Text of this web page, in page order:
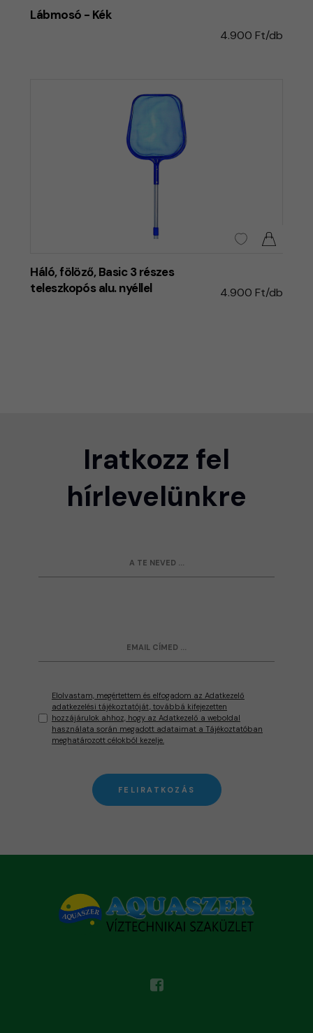
Lábmosó - Kék
4.900 Ft/db
Háló, fölöző, Basic 3 részes
teleszkopós alu. nyéllel
4.900 Ft/db
Iratkozz fel
hírlevelünkre
Elolvastam, megértettem és elfogadom az Adatkezelő
adatkezelési tájékoztatóját, továbbá kifejezetten
hozzájárulok ahhoz, hogy az Adatkezelő a weboldal
használata során megadott adataimat a Tájékoztatóban
meghatározott célokból kezelje.
FELIRATKOZÁS